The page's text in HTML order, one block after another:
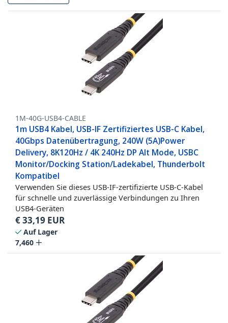
1M-40G-USB4-CABLE
1m USB4 Kabel, USB-IF Zertifiziertes USB-C Kabel,
40Gbps Datenübertragung, 240W (5A)Power
Delivery, 8K120Hz / 4K 240Hz DP Alt Mode, USBC
Monitor/Docking Station/Ladekabel, Thunderbolt
Kompatibel
Verwenden Sie dieses USB-IF-zertifizierte USB-C-Kabel
für schnelle und zuverlässige Verbindungen zu Ihren
USB4-Geräten
€33,19 EUR
Auf Lager
7,460